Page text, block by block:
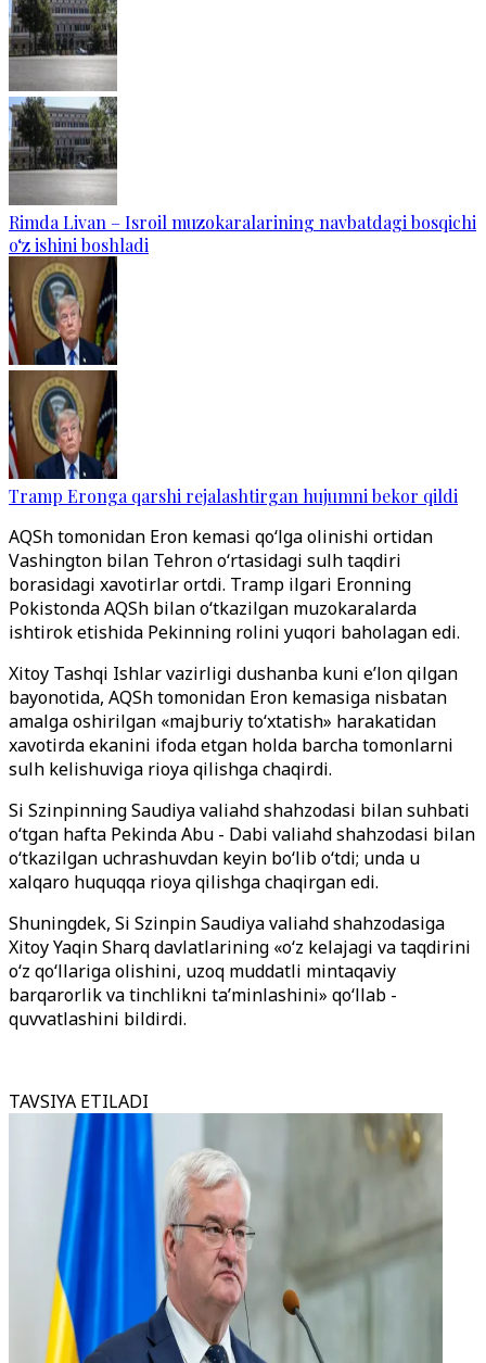
Rimda Livan – Isroil muzokaralarining navbatdagi bosqichi
o‘z ishini boshladi
Tramp Eronga qarshi rejalashtirgan hujumni bekor qildi
AQSh tomonidan Eron kemasi qo‘lga olinishi ortidan
Vashington bilan Tehron o‘rtasidagi sulh taqdiri
borasidagi xavotirlar ortdi. Tramp ilgari Eronning
Pokistonda AQSh bilan o‘tkazilgan muzokaralarda
ishtirok etishida Pekinning rolini yuqori baholagan edi.
Xitoy Tashqi Ishlar vazirligi dushanba kuni e’lon qilgan
bayonotida, AQSh tomonidan Eron kemasiga nisbatan
amalga oshirilgan «majburiy to‘xtatish» harakatidan
xavotirda ekanini ifoda etgan holda barcha tomonlarni
sulh kelishuviga rioya qilishga chaqirdi.
Si Szinpinning Saudiya valiahd shahzodasi bilan suhbati
o‘tgan hafta Pekinda Abu - Dabi valiahd shahzodasi bilan
o‘tkazilgan uchrashuvdan keyin bo‘lib o‘tdi; unda u
xalqaro huquqqa rioya qilishga chaqirgan edi.
Shuningdek, Si Szinpin Saudiya valiahd shahzodasiga
Xitoy Yaqin Sharq davlatlarining «o‘z kelajagi va taqdirini
o‘z qo‘llariga olishini, uzoq muddatli mintaqaviy
barqarorlik va tinchlikni ta’minlashini» qo‘llab -
quvvatlashini bildirdi.
TAVSIYA ETILADI